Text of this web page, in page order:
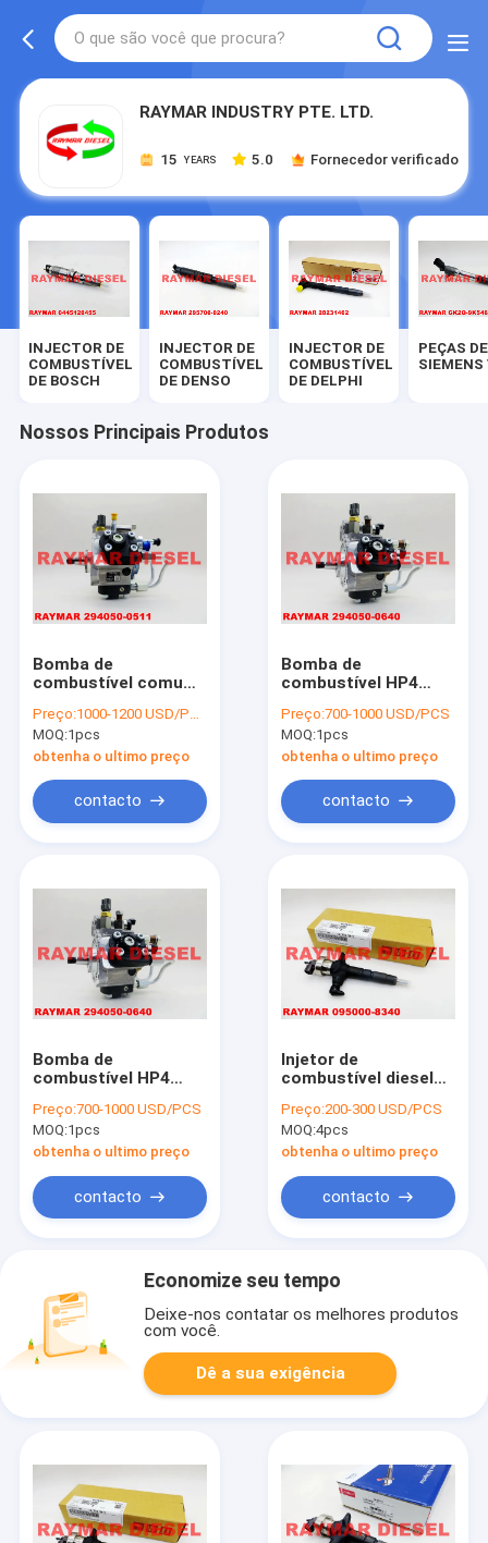
RAYMAR INDUSTRY PTE. LTD.
15 YEARS 5.0 Fornecedor verificado
INJECTOR DE
COMBUSTÍVEL
DE BOSCH
INJECTOR DE
COMBUSTÍVEL
DE DENSO
INJECTOR DE
COMBUSTÍVEL
DE DELPHI
PEÇAS DE
SIEMENS
Nossos Principais Produtos
Bomba de
combustível comum
do trilho HP4 de
DENSO, 294050-0511
para CAT 5332964,
Preço:1000-1200 USD/PCS
MOQ:1pcs
obtenha o ultimo preço
contacto
Bomba de
combustível HP4
de DENSO para ISUZU
6HK1 8982395210, 8-
98239521-0,
98239521-1,
8982395212
Preço:700-1000 USD/PCS
MOQ:1pcs
obtenha o ultimo preço
contacto
Bomba de
combustível HP4
de DENSO, 294050-
0641, 294050-0642
para ISUZU
98239521-0,
8982395212
Preço:700-1000 USD/PCS
MOQ:1pcs
obtenha o ultimo preço
contacto
Injetor de
combustível diesel
095000-8340 para
ISUZU 4JJ1 3.0L
8981066932, 8-
8981066931,
8981066930
Preço:200-300 USD/PCS
MOQ:4pcs
obtenha o ultimo preço
contacto
Economize seu tempo
Deixe-nos contatar os melhores produtos
com você.
Dê a sua exigência